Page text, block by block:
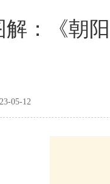
解：《朝
05-12